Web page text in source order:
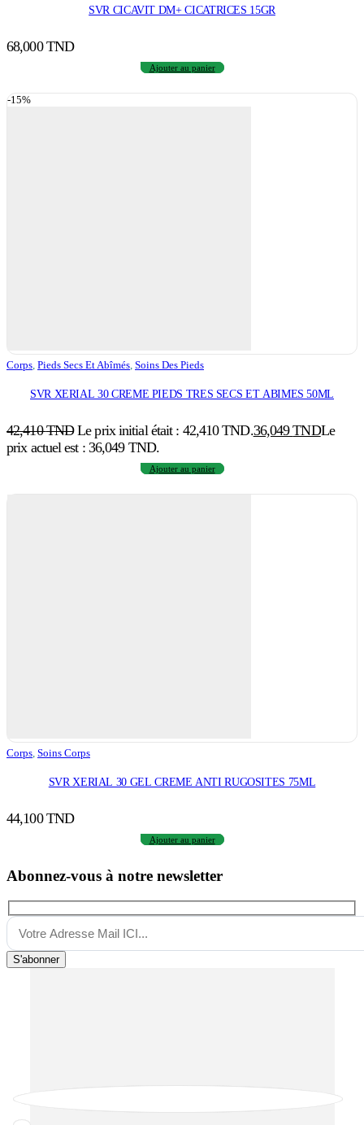
SVR CICAVIT DM+ CICATRICES 15GR
68,000TND
Ajouter au panier
-15%
Corps Pieds Secs Et Abîmés Soins Des Pieds
SVR XERIAL 30 CREME PIEDS TRES SECS ET ABIMES 50ML
42,410TND Le prix initial était : 42,410 TND.36,049TNDLe
prix actuel est : 36,049 TND.
Ajouter au panier
Corps, Soins Corps
SVR XERIAL 30 GEL CREME ANTI RUGOSITES 75ML
44,100TND
Ajouter au panier
Abonnez-vous à notre newsletter
S'abonner